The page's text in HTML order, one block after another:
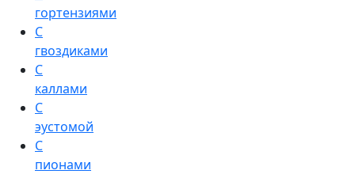
гортензиями
С
гвоздиками
С
каллами
С
эустомой
С
пионами